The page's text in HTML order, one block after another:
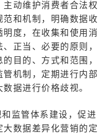
动维护消费者合法权
和机制，明确数据收
度，在收集和使用消
正当、必要的原则，
目的、方式和范围，
机制，定期进行内部
据进行价格歧视。
监管体系建设，促进
数据差异化营销的定